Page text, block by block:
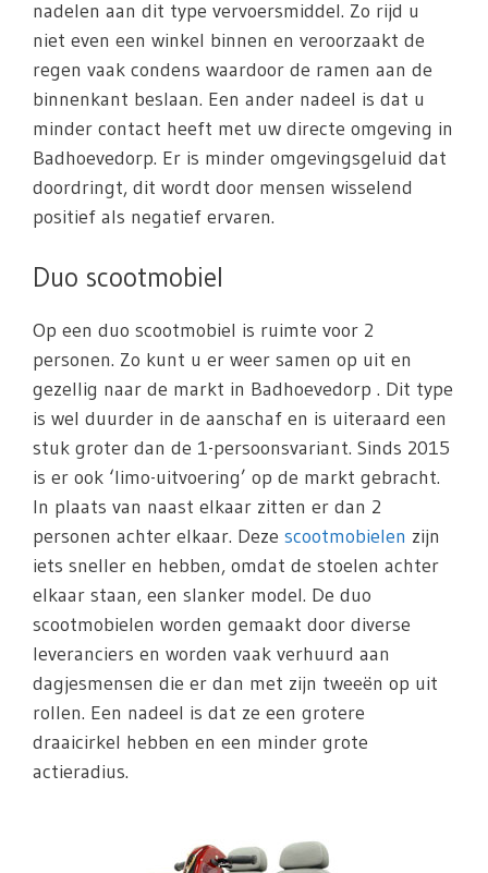
nadelen aan dit type vervoersmiddel. Zo rijd u
niet even een winkel binnen en veroorzaakt de
regen vaak condens waardoor de ramen aan de
binnenkant beslaan. Een ander nadeel is dat u
minder contact heeft met uw directe omgeving in
Badhoevedorp. Er is minder omgevingsgeluid dat
doordringt, dit wordt door mensen wisselend
positief als negatief ervaren.
Duo scootmobiel
Op een duo scootmobiel is ruimte voor 2
personen. Zo kunt u er weer samen op uit en
gezellig naar de markt in Badhoevedorp . Dit type
is wel duurder in de aanschaf en is uiteraard een
stuk groter dan de 1-persoonsvariant. Sinds 2015
is er ook ‘limo-uitvoering’ op de markt gebracht.
In plaats van naast elkaar zitten er dan 2
personen achter elkaar. Deze scootmobielen zijn
iets sneller en hebben, omdat de stoelen achter
elkaar staan, een slanker model. De duo
scootmobielen worden gemaakt door diverse
leveranciers en worden vaak verhuurd aan
dagjesmensen die er dan met zijn tweeën op uit
rollen. Een nadeel is dat ze een grotere
draaicirkel hebben en een minder grote
actieradius.